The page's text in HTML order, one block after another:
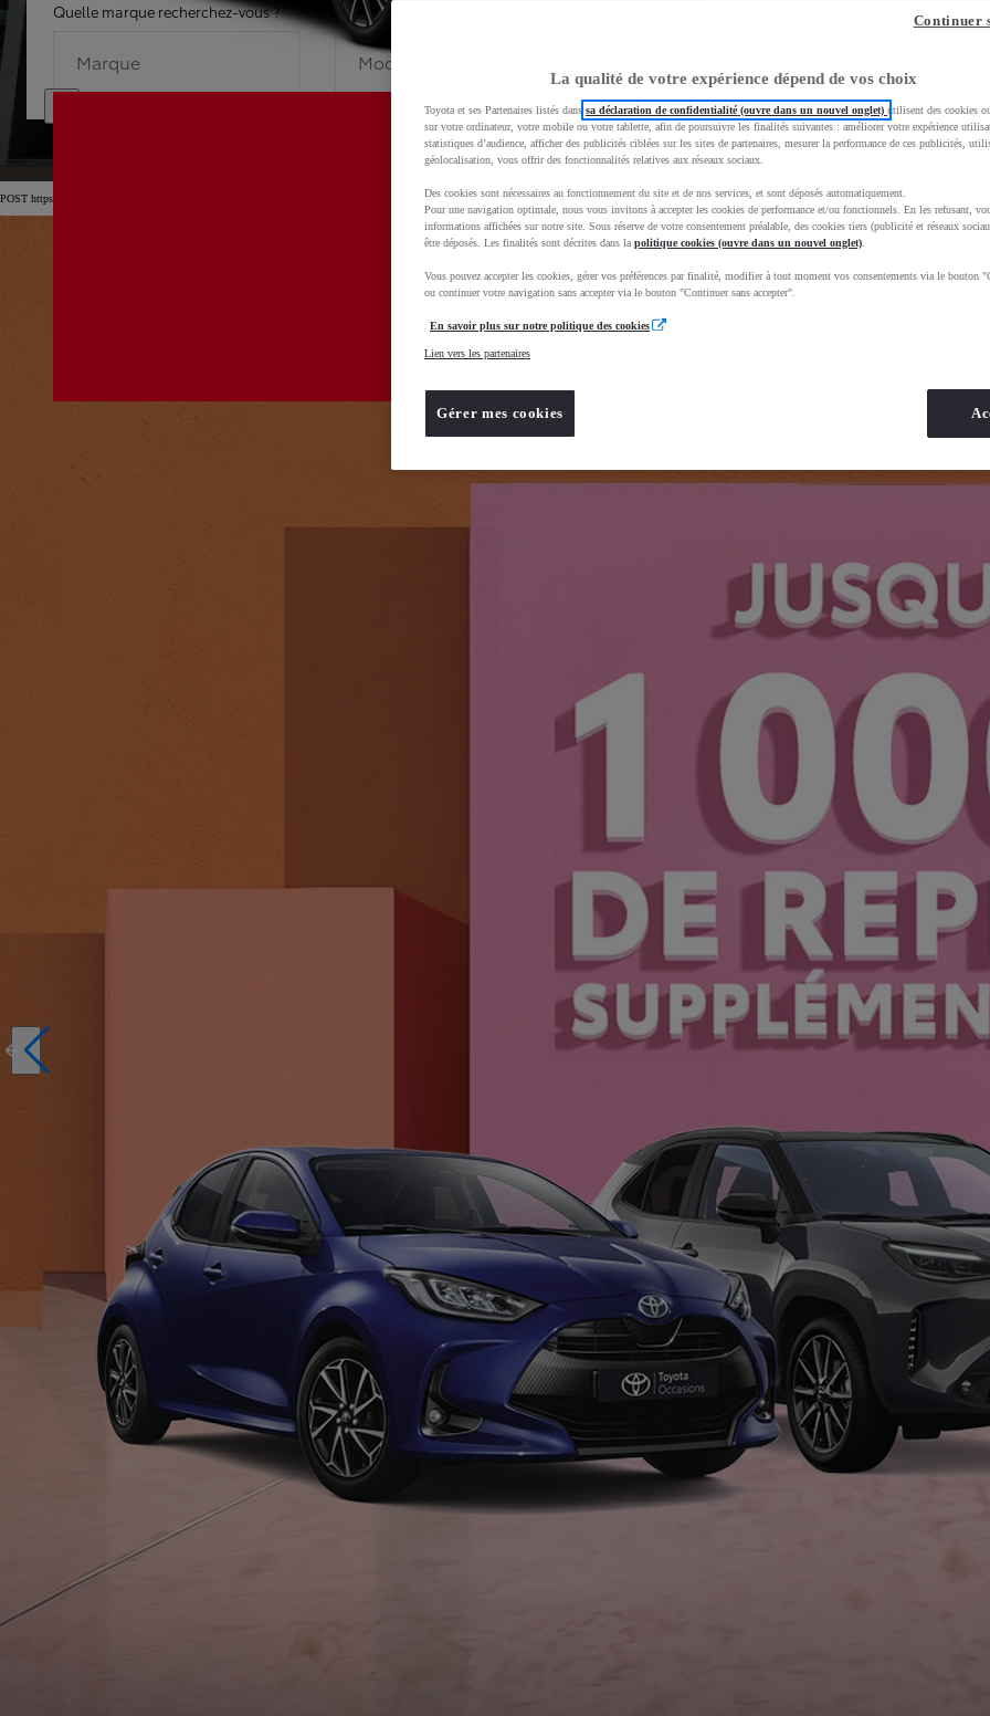
Nouvelle Yaris Cross
Disponible prochainement
Quelle marque recherchez-vous ?
Marque
Quel modèle recherchez-vous ?
Modèle
Dans quelle
POST https://usc-webcomponents.toyota-europe.com/v1/car-filter-header/fr/fr?carFilter=used&brand=toyota&uscEnv=production&useGlobalStore=true
La qualité de votre expérience dépend de vos choix
Toyota et ses Partenaires listés dans sa déclaration de confidentialité (ouvre dans un nouvel onglet) utilisent des cookies
sur votre ordinateur, votre mobile ou votre tablette, afin de poursuivre les finalités suivantes : améliorer votre expérience
statistiques d’audience, afficher des publicités ciblées sur les sites de partenaires, mesurer la performance de ces publicités,
géolocalisation, vous offrir des fonctionnalités relatives aux réseaux sociaux.
Des cookies sont nécessaires au fonctionnement du site et de nos services, et sont déposés automatiquement.
Pour une navigation optimale, nous vous invitons à accepter les cookies de performance et/ou fonctionnels. En les refusant,
informations affichées sur notre site. Sous réserve de votre consentement préalable, des cookies tiers (publicité et réseaux
être déposés. Les finalités sont décrites dans la politique cookies (ouvre dans un nouvel onglet)
Vous pouvez accepter les cookies, gérer vos préférences par finalité, modifier à tout moment vos consentements via le bouton
ou continuer votre navigation sans accepter via le bouton "Continuer sans accepter".
En savoir plus sur notre politique des cookies
Lien vers les partenaires
Gérer mes cookies
Continuer